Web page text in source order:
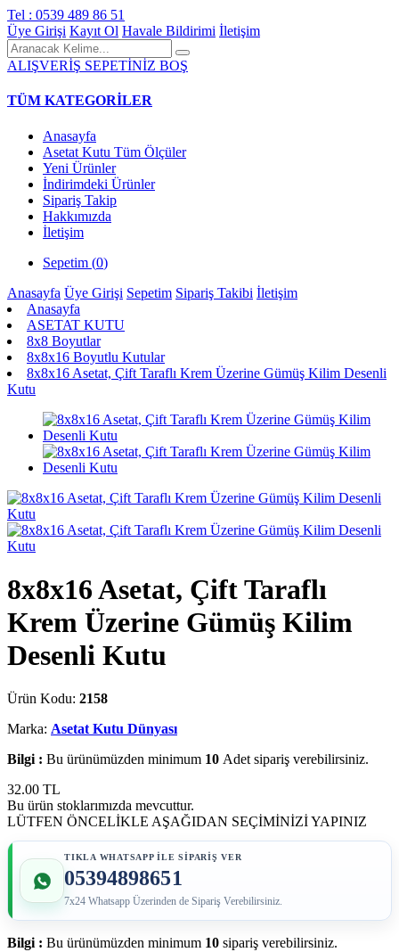
Tel : 0539 489 86 51
Üye Girişi Kayıt Ol Havale Bildirimi İletişim
ALIŞVERİŞ SEPETİNİZ BOŞ
TÜM KATEGORİLER
Anasayfa
Asetat Kutu Tüm Ölçüler
Yeni Ürünler
İndirimdeki Ürünler
Sipariş Takip
Hakkımızda
İletişim
Sepetim (0)
Anasayfa Üye Girişi Sepetim Sipariş Takibi İletişim
Anasayfa
ASETAT KUTU
8x8 Boyutlar
8x8x16 Boyutlu Kutular
8x8x16 Asetat, Çift Taraflı Krem Üzerine Gümüş Kilim Desenli
Kutu
8x8x16 Asetat, Çift Taraflı
Krem Üzerine Gümüş Kilim
Desenli Kutu
Ürün Kodu: 2158
Marka: Asetat Kutu Dünyası
Bilgi : Bu ürünümüzden minimum 10 Adet sipariş verebilirsiniz.
32.00 TL
Bu ürün stoklarımızda mevcuttur.
LÜTFEN ÖNCELİKLE AŞAĞIDAN SEÇİMİNİZİ YAPINIZ
TIKLA WHATSAPP İLE SİPARİŞ VER
05394898651
7x24 Whatsapp Üzerinden de Sipariş Verebilirsiniz.
Bilgi : Bu ürünümüzden minimum 10 sipariş verebilirsiniz.